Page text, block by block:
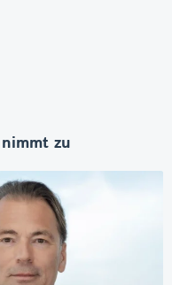
zu